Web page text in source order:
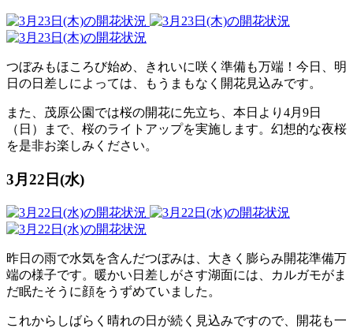
つぼみもほころび始め、きれいに咲く準備も万端！今日、明
日の日差しによっては、もうまもなく開花見込みです。
また、茂原公園では桜の開花に先立ち、本日より4月9日
（日）まで、桜のライトアップを実施します。幻想的な夜桜
を是非お楽しみください。
3月22日(水)
昨日の雨で水気を含んだつぼみは、大きく膨らみ開花準備万
端の様子です。暖かい日差しがさす湖面には、カルガモがま
だ眠たそうに顔をうずめていました。
これからしばらく晴れの日が続く見込みですので、開花も一